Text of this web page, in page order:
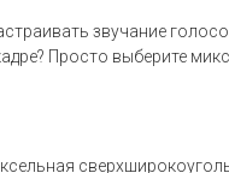
звучание
Просто выберите